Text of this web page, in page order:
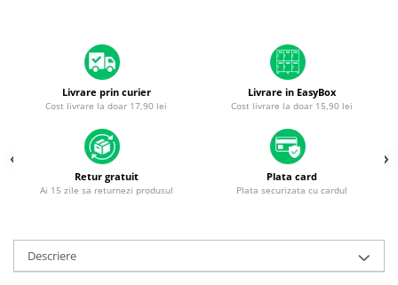
A1342 (Unibody 13” 2009-2010)
A1534 (Retina 12” 2015-2017)
Piese & Accesorii iPhone
iPhone 16 Pro Max
iPhone 16 Pro
iPhone 17 Pro
iPhone 16 Plus
iPhone 17
Livrare prin curier
Cost livrare la doar 17,90 lei
Livrare in EasyBox
Cost livrare la doar 15,90 lei
Retur gratuit
Ai 15 zile sa returnezi produsul
Plata card
Plata securizata cu cardul
Descriere